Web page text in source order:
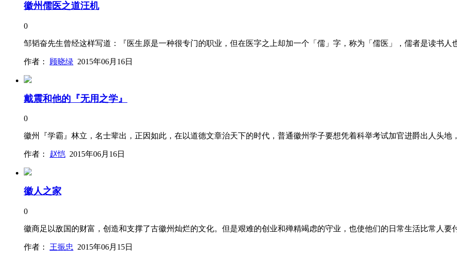
徽州儒医之道汪机
0
邹韬奋先生曾经这样写道：『医生原是一种很专门的职业，但在医字之上却加一个「儒」字，称为「儒医」，儒者是读书
作者： 顾晓绿 2015年06月16日
戴震和他的『无用之学』
0
徽州『学霸』林立，名士辈出，正因如此，在以道德文章治天下的时代，普通徽州学子要想凭着科举考试加官进爵出人头
作者： 赵恺 2015年06月16日
徽人之家
0
徽商足以敌国的财富，创造和支撑了古徽州灿烂的文化。但是艰难的创业和殚精竭虑的守业，也使他们的日常生活比常人
作者： 王振忠 2015年06月15日